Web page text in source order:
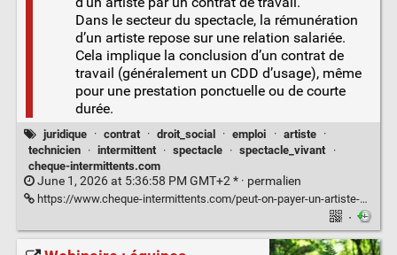
Dans le secteur du spectacle, la rémunération
d’un artiste repose sur une relation salariée.
Cela implique la conclusion d’un contrat de
travail (généralement un CDD d’usage), même
pour une prestation ponctuelle ou de courte
durée.
juridique · contrat · droit_social · emploi · artiste
·
technicien
· intermittent · spectacle · spectacle_vivant
·
cheque-intermittents.com
June 1, 2026 at 5:36:58 PM GMT+2 * · permalien
https://www.cheque-intermittents.com/peut-on-payer-un-artiste-sans-contrat/
·